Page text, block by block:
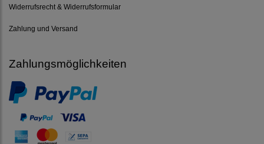
Widerrufsrecht & Widerrufsformular
Zahlung und Versand
Zahlungsmöglichkeiten